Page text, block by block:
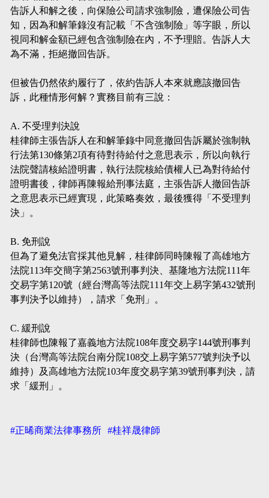
告訴人和解之後，向保險公司請求強制險，遭保險公司告
知，因為和解筆錄沒有記載「不含強制險」等字眼，所以
視同和解金額已經包含強制險在內，不予理賠。告訴人大
為不滿，拒絕撤回告訴。
但被告仍然依約履行了，依約告訴人本來就應該撤回告
訴，此種情形何解？實務目前有三說：
A. 不受理判決說
桂律師主張告訴人在和解筆錄中同意撤回告訴屬於強制執
行法第130條第2項有待對待給付之意思表示，所以向執行
法院聲請核給證明書，執行法院核給債權人已為對待給付
證明書後，律師再陳報給刑事法庭，主張告訴人撤回告訴
之意思表示已經實現，此策略奏效，最後獲得「不受理判
決」。
B. 免刑說
但為了避免法官採其他見解，桂律師同時陳報了高雄地方
法院113年交簡字第2563號刑事判決、基隆地方法院111年
交易字第120號（經台灣高等法院111年交上易字第432號刑
事判決予以維持），請求「免刑」。
C. 緩刑說
桂律師也陳報了嘉義地方法院108年度交易字144號刑事判
決（台灣高等法院台南分院108交上易字第577號判決予以
維持）及高雄地方法院103年度交易字第39號刑事判決，請
求「緩刑」。
#正晞商業法律事務所 #桂祥晟律師